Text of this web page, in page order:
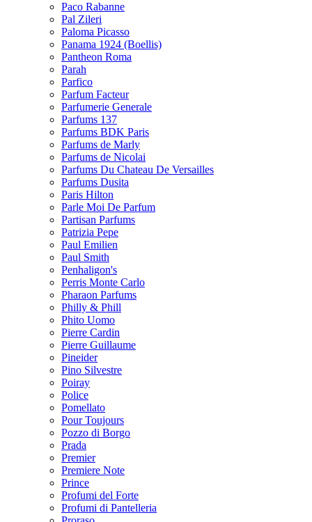
Paco Rabanne
Pal Zileri
Paloma Picasso
Panama 1924 (Boellis)
Pantheon Roma
Parah
Parfico
Parfum Facteur
Parfumerie Generale
Parfums 137
Parfums BDK Paris
Parfums de Marly
Parfums de Nicolai
Parfums Du Chateau De Versailles
Parfums Dusita
Paris Hilton
Parle Moi De Parfum
Partisan Parfums
Patrizia Pepe
Paul Emilien
Paul Smith
Penhaligon's
Perris Monte Carlo
Pharaon Parfums
Philly & Phill
Phito Uomo
Pierre Cardin
Pierre Guillaume
Pineider
Pino Silvestre
Poiray
Police
Pomellato
Pour Toujours
Pozzo di Borgo
Prada
Premier
Premiere Note
Prince
Profumi del Forte
Profumi di Pantelleria